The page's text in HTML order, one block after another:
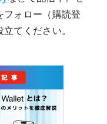
ォロー（購読登
てください。